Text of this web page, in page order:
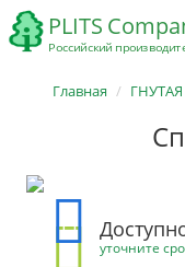
Главная
уточните